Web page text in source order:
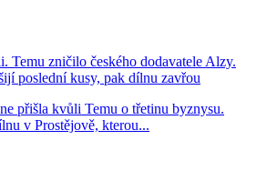
Temu zničilo českého dodavatele Alzy.
poslední kusy, pak dílnu zavřou
přišla kvůli Temu o třetinu byznysu.
v Prostějově, kterou...